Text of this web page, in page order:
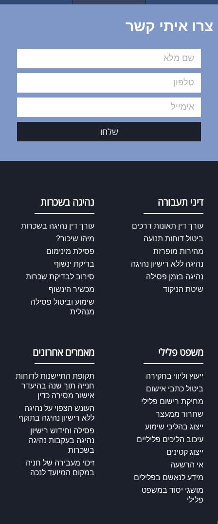
צרו איתי קשר
שלחו
דיני תעבורה
עורך דין תאונות דרכים
ביטול דוחות תנועה
מהירות מופרזת
נהיגה ללא רישיון נהיגה
נהיגה בזמן פסילה
שיטת הניקוד
נהיגה בשכרות
עורך דין נהיגה בשכרות
מיהו שיכור?
פסילת מינימום
בדיקת ינשוף
סירוב לבדיקת שכרות
מכשיר הינשוף
שימוע וביטול פסילה
מנהלית
משפט פלילי
ייעוץ וליווי בחקירה
ביטול כתבי אישום
מחיקת רישום פלילי
שחרור ממעצר
ייצוג בהליכי שימוע
עיכוב הליכים פליליים
ייצוג קטינים
אי הרשעה
מידע לנאשם בפלילים
מושגי יסוד במשפט
פלילי
מאמרים אחרונים
תקופת התיישנות לדוחות
חנייה תוך שנה בהיעדר
אישור מסירה כדין
העונש הצפוי על נהיגה
ללא רישיון נהיגה בתוקף
פסילה וחידוש רישיון
נהיגה בעקבות נהיגה
בשכרות
זיכוי מעבירה של חניה
במקום המיועד לנכה